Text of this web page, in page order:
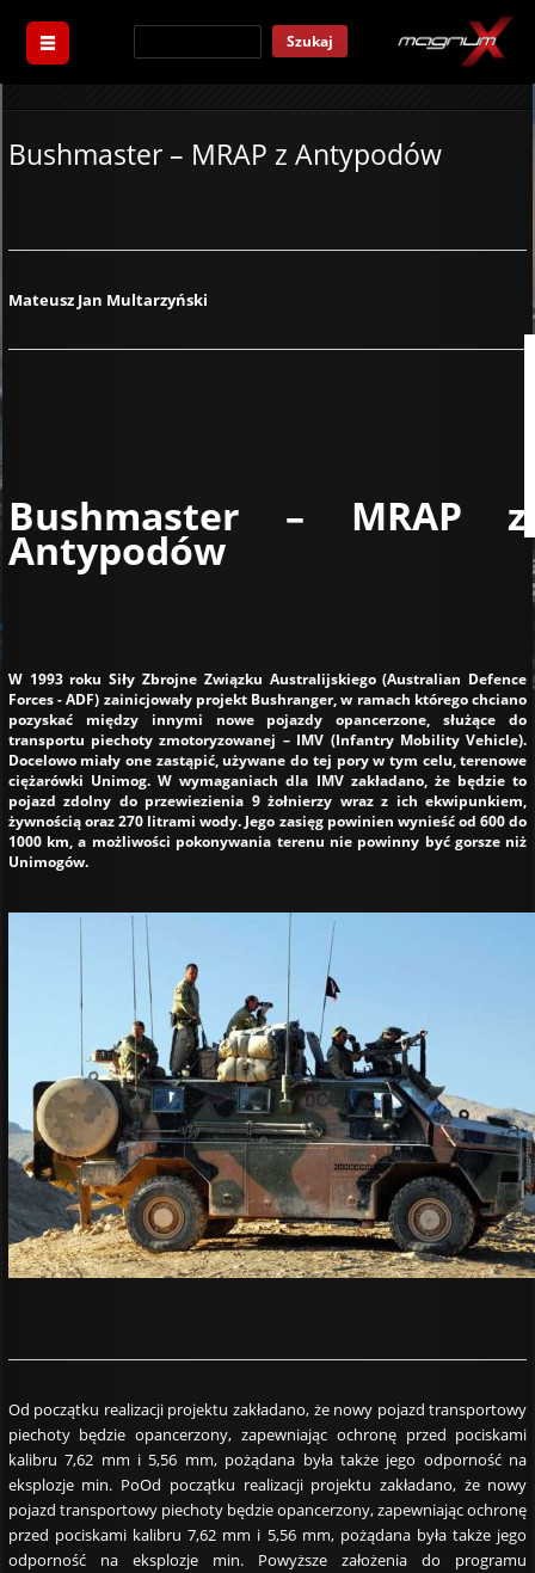
Szukaj
Bushmaster – MRAP z Antypodów
Mateusz Jan Multarzyński
Bushmaster – MRAP z
Antypodów
W 1993 roku Siły Zbrojne Związku Australijskiego (Australian Defence
Forces - ADF) zainicjowały projekt Bushranger, w ramach którego chciano
pozyskać między innymi nowe pojazdy opancerzone, służące do
transportu piechoty zmotoryzowanej – IMV (Infantry Mobility Vehicle).
Docelowo miały one zastąpić, używane do tej pory w tym celu, terenowe
ciężarówki Unimog. W wymaganiach dla IMV zakładano, że będzie to
pojazd zdolny do przewiezienia 9 żołnierzy wraz z ich ekwipunkiem,
żywnością oraz 270 litrami wody. Jego zasięg powinien wynieść od 600 do
1000 km, a możliwości pokonywania terenu nie powinny być gorsze niż
Unimogów.
Od początku realizacji projektu zakładano, że nowy pojazd transportowy
piechoty będzie opancerzony, zapewniając ochronę przed pociskami
kalibru 7,62 mm i 5,56 mm, pożądana była także jego odporność na
eksplozje min. PoOd początku realizacji projektu zakładano, że nowy
pojazd transportowy piechoty będzie opancerzony, zapewniając ochronę
przed pociskami kalibru 7,62 mm i 5,56 mm, pożądana była także jego
odporność na eksplozje min. Powyższe założenia do programu